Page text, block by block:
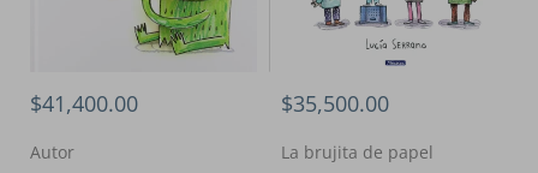
$41,400.00 $35,500.00
Autor
La brujita de papel